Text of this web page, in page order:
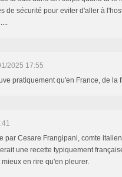
de sécurité pour eviter d'aller à
2025 17:55
pratiquement qu'en France, de la
par Cesare Frangipani, comte
une recette typiquement
en rire qu'en pleurer.